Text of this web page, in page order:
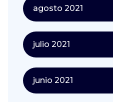
agosto 2021
julio 2021
junio 2021